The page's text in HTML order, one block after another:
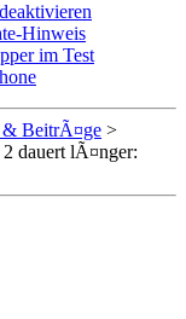
Hinweis
im Test
BeitrÃ¤ge >
dauert lÃ¤nger: